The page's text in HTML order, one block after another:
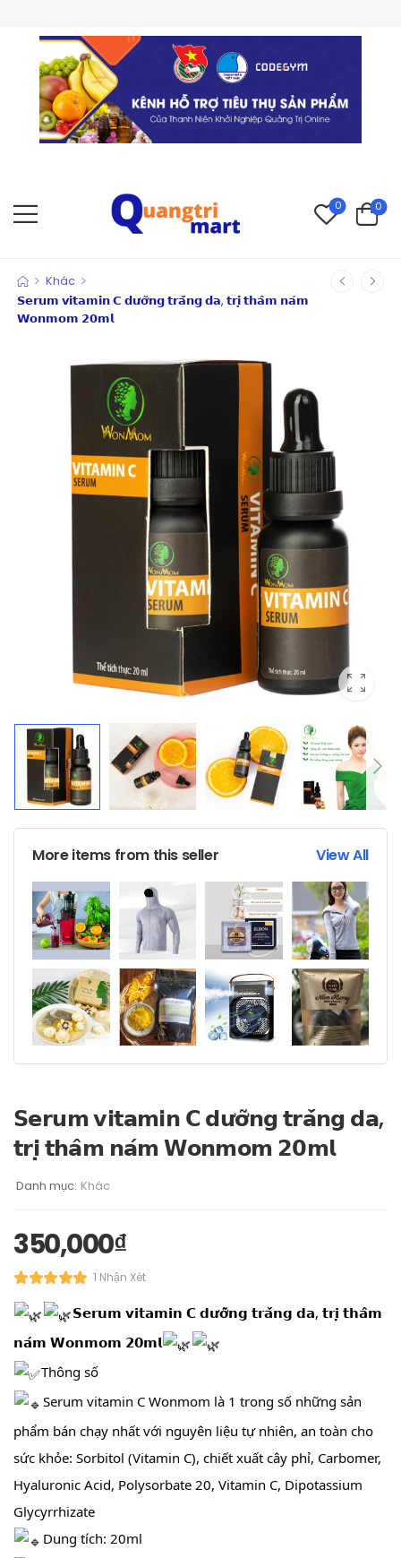
0 0
> Khác >
𝗦𝗲𝗿𝘂𝗺 𝘃𝗶𝘁𝗮𝗺𝗶𝗻 𝗖 𝗱𝘂̛𝗼̛̃𝗻𝗴 𝘁𝗿𝗮̆́𝗻𝗴 𝗱𝗮, 𝘁𝗿𝗶̣ 𝘁𝗵𝗮̂𝗺 𝗻𝗮́𝗺
𝗪𝗼𝗻𝗺𝗼𝗺 𝟮𝟬𝗺𝗹
More items from this seller View All
𝗦𝗲𝗿𝘂𝗺 𝘃𝗶𝘁𝗮𝗺𝗶𝗻 𝗖 𝗱𝘂̛𝗼̛̃𝗻𝗴 𝘁𝗿𝗮̆́𝗻𝗴 𝗱𝗮,
𝘁𝗿𝗶̣ 𝘁𝗵𝗮̂𝗺 𝗻𝗮́𝗺 𝗪𝗼𝗻𝗺𝗼𝗺 𝟮𝟬𝗺𝗹
Danh mục: Khác
350,000₫
1 Nhận Xét
𝗦𝗲𝗿𝘂𝗺 𝘃𝗶𝘁𝗮𝗺𝗶𝗻 𝗖 𝗱𝘂̛𝗼̛̃𝗻𝗴 𝘁𝗿𝗮̆́𝗻𝗴 𝗱𝗮, 𝘁𝗿𝗶̣ 𝘁𝗵𝗮̂𝗺
𝗻𝗮́𝗺 𝗪𝗼𝗻𝗺𝗼𝗺 𝟮𝟬𝗺𝗹
Thông số
Serum vitamin C Wonmom là 1 trong số những sản
phẩm bán chạy nhất với nguyên liệu tự nhiên, an toàn cho
sức khỏe: Sorbitol (Vitamin C), chiết xuất cây phỉ, Carbomer,
Hyaluronic Acid, Polysorbate 20, Vitamin C, Dipotassium
Glycyrrhizate
Dung tích: 20ml